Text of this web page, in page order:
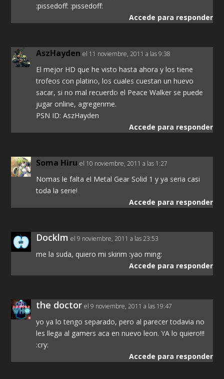
:pissedoff: :pissedoff:
Accede para responder
AszHayden el 11 noviembre, 2011 a las 9:38
El mejor HD que he visto hasta ahora y los tiene
trofeos con platino, los cuales cuestan un huevo
sacar, si no mal recuerdo el Peace Walker se puede
jugar online, agregenme.
PSN ID: AszHayden
Accede para responder
Soma Hiru el 10 noviembre, 2011 a las 1:27
Nomas le falta el Metal Gear Solid 1 y ya seria casi
toda la serie!
Accede para responder
Docklm el 9 noviembre, 2011 a las 23:53
me la suda, quiero mi skirim :yao ming:
Accede para responder
the doctor el 9 noviembre, 2011 a las 19:47
yo ya lo tengo separado, pero al parecer todavia no
les llega al gamers aca en nuevo leon. YA lo quiero!!!
:cry:
Accede para responder